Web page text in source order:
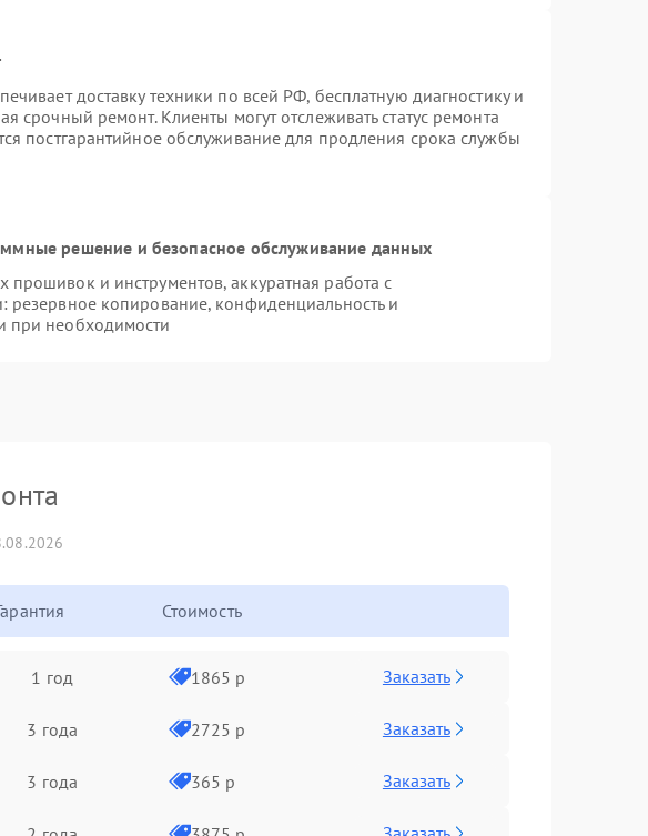
доставку техники по всей РФ, бесплатную диагностику и
срочный ремонт. Клиенты могут отслеживать статус ремонта
постгарантийное обслуживание для продления срока службы
решение и безопасное обслуживание данных
и инструментов, аккуратная работа с
резервное копирование, конфиденциальность и
при необходимости
Стоимость
1 год 1865 р Заказать
3 года 2725 р Заказать
3 года 365 р Заказать